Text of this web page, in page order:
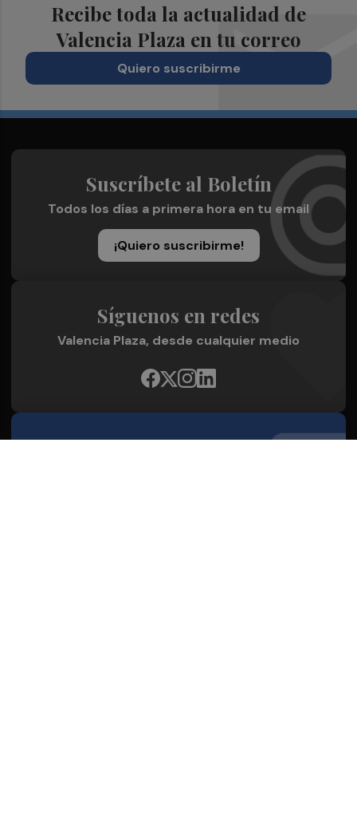
Recibe toda la actualidad de
Valencia Plaza en tu correo
Quiero suscribirme
Suscríbete al Boletín
Todos los días a primera hora en tu email
¡Quiero suscribirme!
Síguenos en redes
Valencia Plaza, desde cualquier medio
Quienes Somos